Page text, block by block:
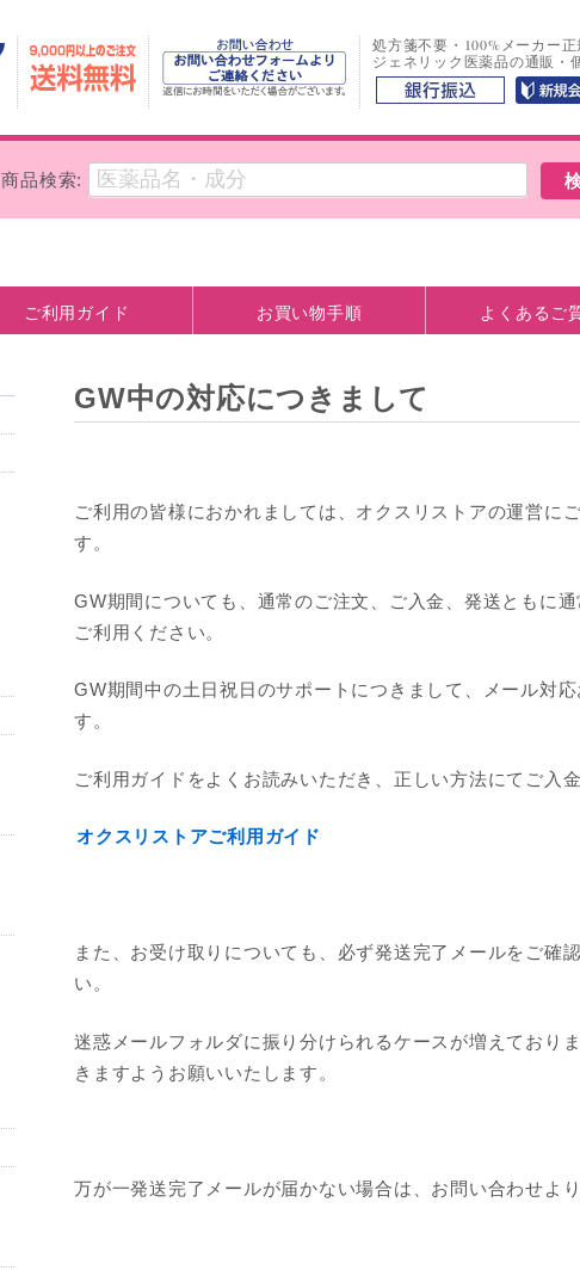
処方箋不要・100%メーカー
ジェネリック医薬品の通販・
商品検索:
ご利用ガイド お買い物手順 よくあるご
GW中の対応につきまして
ご利用の皆様におかれましては、オクスリストアの運営に
す。
GW期間についても、通常のご注文、ご入金、発送ともに
ご利用ください。
GW期間中の土日祝日のサポートにつきまして、メール対
す。
ご利用ガイドをよくお読みいただき、正しい方法にてご入
オクスリストアご利用ガイド
また、お受け取りについても、必ず発送完了メールをご確
い。
迷惑メールフォルダに振り分けられるケースが増えており
きますようお願いいたします。
万が一発送完了メールが届かない場合は、お問い合わせよ